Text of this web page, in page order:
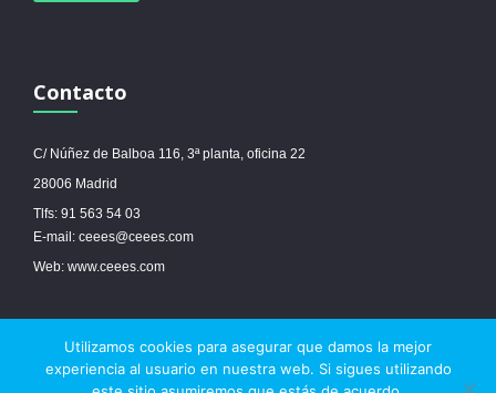
Contacto
C/ Núñez de Balboa 116, 3ª planta, oficina 22
28006 Madrid
Tlfs: 91 563 54 03
E-mail: ceees@ceees.com
Web: www.ceees.com
© 2017 Ceees - Sitio web desarrollado por espa.es-Aviso legal -Política de
Utilizamos cookies para asegurar que damos la mejor
experiencia al usuario en nuestra web. Si sigues utilizando